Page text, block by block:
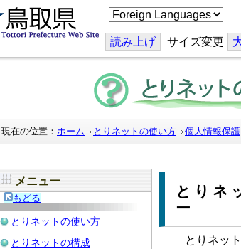
こ
の
ジ
を
翻
訳
す
る
読み上げ サイズ変更
現在の位置： ホーム とりネットの使い方 個人情報保護
メニュー
もどる
とりネットの使い方
とりネットの構成
とりネ
ー
とりネット